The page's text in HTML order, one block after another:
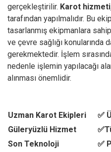
gerçekleştirilir. Karot
tarafından yapılmalıdır. Bu
tasarlanmış ekipmanlara sahip
ve çevre sağlığı konularında
gerekmektedir. İşlem
nedenle işlemin yapılacağı
alınması önemlidir.
Uzman Karot Ekipleri
✅
Güleryüzlü Hizmet
Son Teknoloji
✅